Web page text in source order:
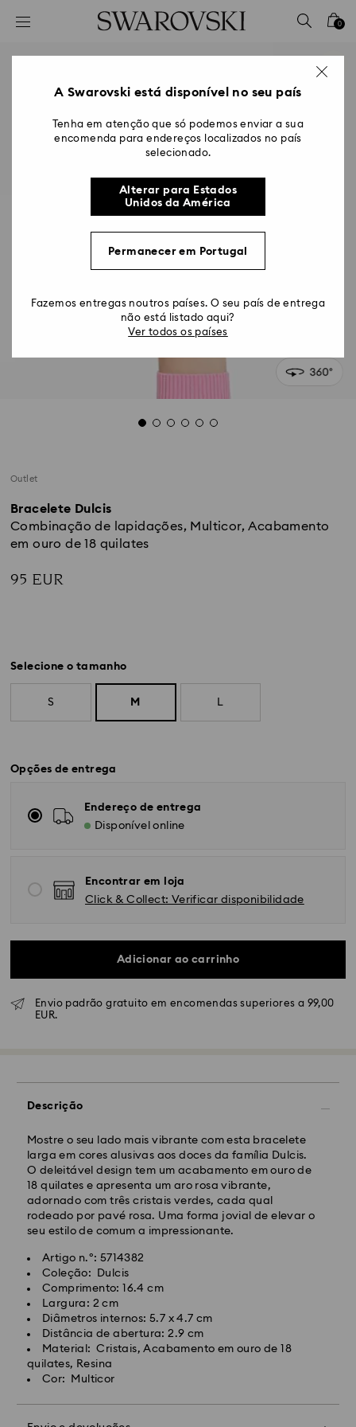
Accesskeys list
2 - Rodapé
0
Outlet
Bracelete Dulcis
Combinação de lapidações, Multicor, Acabamento
em ouro de 18 quilates
95 EUR
Selecione o tamanho
S M L
Opções de entrega
Endereço de entrega
Disponível online
Encontrar em loja
Click & Collect: Verificar disponibilidade
Adicionar ao carrinho
Envio padrão gratuito em encomendas superiores a 99,00
EUR.
Descrição
Mostre o seu lado mais vibrante com esta bracelete
larga em cores alusivas aos doces da família Dulcis.
O deleitável design tem um acabamento em ouro de
18 quilates e apresenta um aro rosa vibrante,
adornado com três cristais verdes, cada qual
rodeado por pavé rosa. Uma forma jovial de elevar o
seu estilo de comum a impressionante.
Artigo n.º: 5714382
Coleção: Dulcis
Comprimento: 16.4 cm
Largura: 2 cm
Diâmetros internos: 5.7 x 4.7 cm
Distância de abertura: 2.9 cm
Material: Cristais, Acabamento em ouro de 18
quilates, Resina
Cor: Multicor
Envio Normal - GLS ou FedEx
Prazo de envio normal: 4-5 dias úteis após
Açores)
Custo de envio normal: EUR 6,50
Envio normal gratuito para encomendas superiores a:
EUR 99
Envio Expresso -
As encomendas realizadas de segunda a sexta-feira
até às 14:30 CET serão processadas e enviadas no
dia útil seguinte.
Prazo de envio expresso: 1 a 2 dias úteis após
processamento e envio.
Custo de envio expresso: EUR 19
Infelizmente, a Swarovski não pode efetuar entregas
A Swarovski está disponível no seu país
Tenha em atenção que só podemos enviar a sua
encomenda para endereços localizados no país
selecionado.
Alterar para Estados
Unidos da América
Permanecer em Portugal
Fazemos entregas noutros países. O seu país de entrega
não está listado aqui?
Ver todos os países